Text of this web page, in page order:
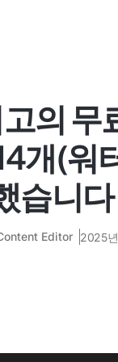
의 무
개(워
습니다
Editor 2025